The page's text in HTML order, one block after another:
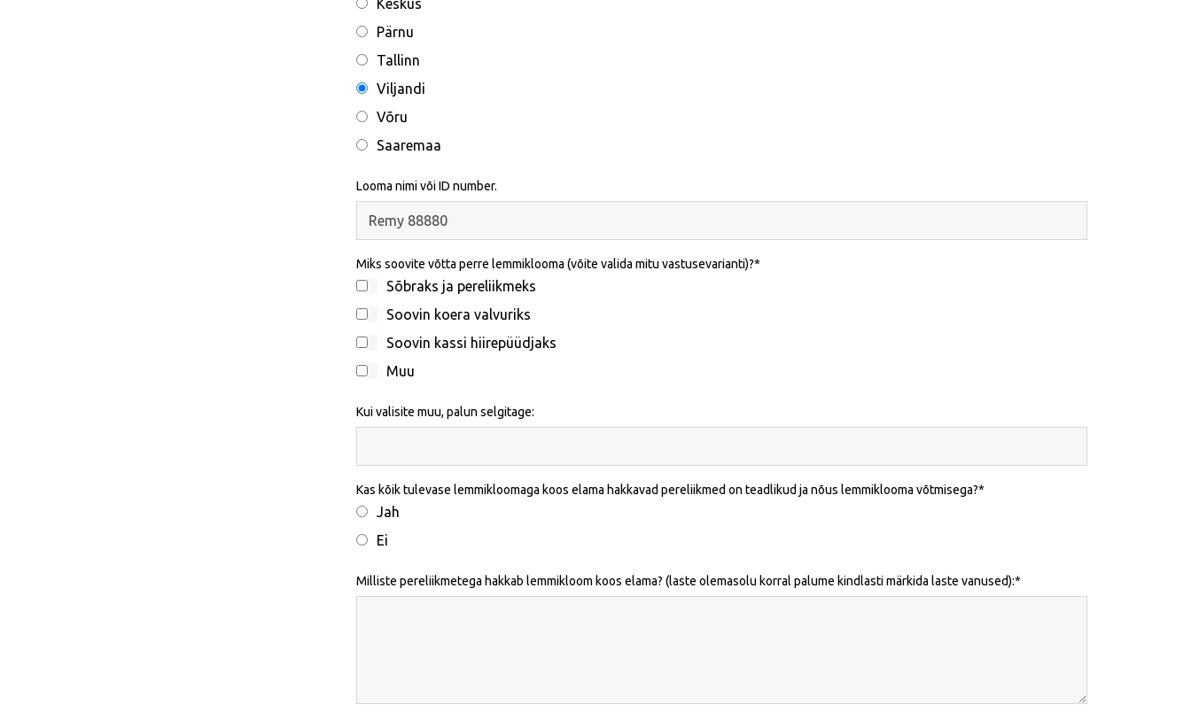
Keskus
Pärnu
Tallinn
Viljandi
Võru
Saaremaa
Looma nimi või ID number.
Miks soovite võtta perre lemmiklooma (võite valida mitu vastusevarianti)?
Sõbraks ja pereliikmeks
Soovin koera valvuriks
Soovin kassi hiirepüüdjaks
Muu
Kui valisite muu, palun selgitage:
Kas kõik tulevase lemmikloomaga koos elama hakkavad pereliikmed on teadlikud ja nõus lemmiklooma võtmisega?
Jah
Ei
Milliste pereliikmetega hakkab lemmikloom koos elama? (laste olemasolu korral palume kindlasti märkida laste vanused):